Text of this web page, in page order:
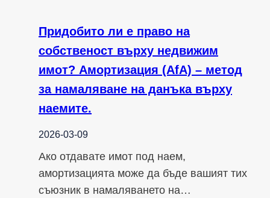
Придобито ли е право на
собственост върху недвижим
имот? Амортизация (AfA) – метод
за намаляване на данъка върху
наемите.
2026-03-09
Ако отдавате имот под наем,
амортизацията може да бъде вашият тих
съюзник в намаляването на…